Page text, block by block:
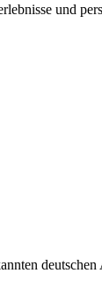
und
deutschen